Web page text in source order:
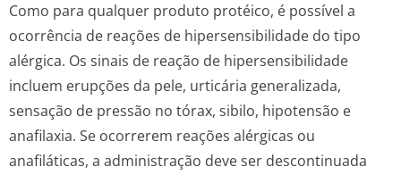
Como para qualquer produto protéico, é possível a
ocorrência de reações de hipersensibilidade do tipo
alérgica. Os sinais de reação de hipersensibilidade
incluem erupções da pele, urticária generalizada,
sensação de pressão no tórax, sibilo, hipotensão e
anafilaxia. Se ocorrerem reações alérgicas ou
anafiláticas, a administração deve ser descontinuada